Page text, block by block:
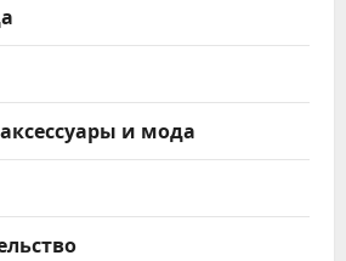
и мода